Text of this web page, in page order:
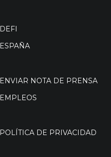
DEFI
ESPAÑA
ENVIAR NOTA DE PRENSA
EMPLEOS
POLÍTICA DE PRIVACIDAD